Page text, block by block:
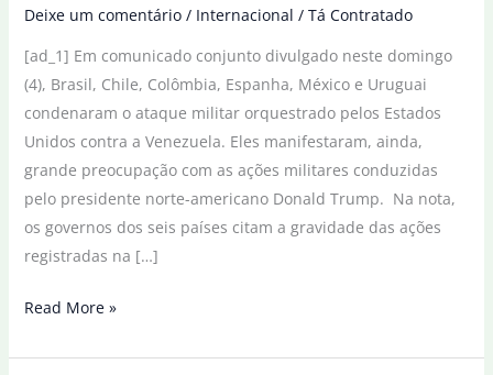
Deixe um comentário / Internacional / Tá Contratado
[ad_1] Em comunicado conjunto divulgado neste domingo
(4), Brasil, Chile, Colômbia, Espanha, México e Uruguai
condenaram o ataque militar orquestrado pelos Estados
Unidos contra a Venezuela. Eles manifestaram, ainda,
grande preocupação com as ações militares conduzidas
pelo presidente norte-americano Donald Trump. Na nota,
os governos dos seis países citam a gravidade das ações
registradas na […]
Em
Brasil
Read More »